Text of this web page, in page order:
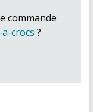
commande
crocs ?